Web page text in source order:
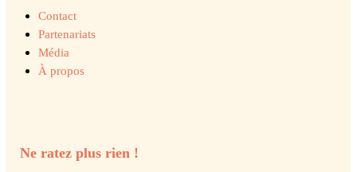
Contact
Partenariats
Média
À propos
Ne ratez plus rien !